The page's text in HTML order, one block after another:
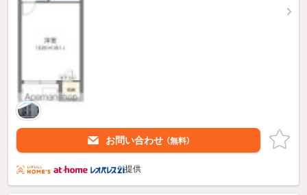
お問い合わせ （無料）
提供